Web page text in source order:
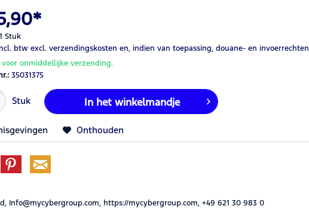
1 Stuk
btwexcl. verzendingskosten en, indien van toepassing, douane- en invoerrechten
voor onmiddellijke verzending.
35031375
Stuk In het winkelmandje
Onthouden
Info@mycybergroup.com, https://mycybergroup.com, +49 621 30 983 0